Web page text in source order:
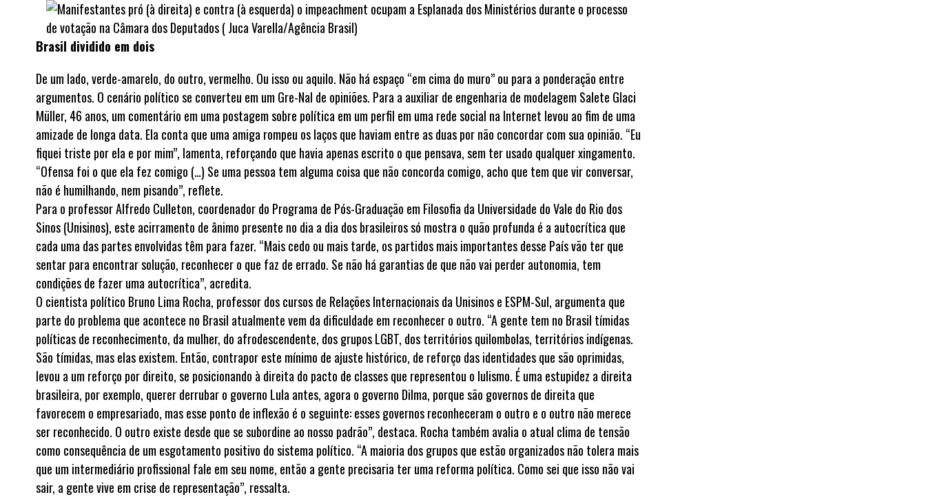
Brasil dividido em dois
De um lado, verde-amarelo, do outro, vermelho. Ou isso ou aquilo. Não há espaço “em cima do muro” ou para a ponderação entre
argumentos. O cenário político se converteu em um Gre-Nal de opiniões. Para a auxiliar de engenharia de modelagem Salete Glaci
Müller, 46 anos, um comentário em uma postagem sobre política em um perfil em uma rede social na Internet levou ao fim de uma
amizade de longa data. Ela conta que uma amiga rompeu os laços que haviam entre as duas por não concordar com sua opinião. “Eu
fiquei triste por ela e por mim”, lamenta, reforçando que havia apenas escrito o que pensava, sem ter usado qualquer xingamento.
“Ofensa foi o que ela fez comigo (…) Se uma pessoa tem alguma coisa que não concorda comigo, acho que tem que vir conversar,
não é humilhando, nem pisando”, reflete.
Para o professor Alfredo Culleton, coordenador do Programa de Pós-Graduação em Filosofia da Universidade do Vale do Rio dos
Sinos (Unisinos), este acirramento de ânimo presente no dia a dia dos brasileiros só mostra o quão profunda é a autocrítica que
cada uma das partes envolvidas têm para fazer. “Mais cedo ou mais tarde, os partidos mais importantes desse País vão ter que
sentar para encontrar solução, reconhecer o que faz de errado. Se não há garantias de que não vai perder autonomia, tem
condições de fazer uma autocrítica”, acredita.
O cientista político Bruno Lima Rocha, professor dos cursos de Relações Internacionais da Unisinos e ESPM-Sul, argumenta que
parte do problema que acontece no Brasil atualmente vem da dificuldade em reconhecer o outro. “A gente tem no Brasil tímidas
políticas de reconhecimento, da mulher, do afrodescendente, dos grupos LGBT, dos territórios quilombolas, territórios indígenas.
São tímidas, mas elas existem. Então, contrapor este mínimo de ajuste histórico, de reforço das identidades que são oprimidas,
levou a um reforço por direito, se posicionando à direita do pacto de classes que representou o lulismo. É uma estupidez a direita
brasileira, por exemplo, querer derrubar o governo Lula antes, agora o governo Dilma, porque são governos de direita que
favorecem o empresariado, mas esse ponto de inflexão é o seguinte: esses governos reconheceram o outro e o outro não merece
ser reconhecido. O outro existe desde que se subordine ao nosso padrão”, destaca. Rocha também avalia o atual clima de tensão
como consequência de um esgotamento positivo do sistema político. “A maioria dos grupos que estão organizados não tolera mais
que um intermediário profissional fale em seu nome, então a gente precisaria ter uma reforma política. Como sei que isso não vai
sair, a gente vive em crise de representação”, ressalta.